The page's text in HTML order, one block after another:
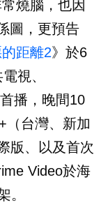
燒腦，也因
圖，更預告
距離2》於6
視、
播，晚間10
（台灣、新加
版、以及首次
Video於海
。